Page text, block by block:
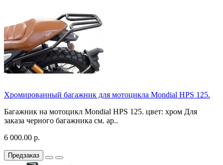
Хромированный багажник для мотоцикла Mondial HPS 125.
Багажник на мотоцикл Mondial HPS 125. цвет: хром Для
заказа черного багажника см. ар..
6 000.00 р.
Предзаказ